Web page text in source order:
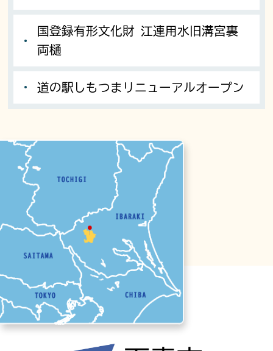
国登録有形文化財 江連用水旧溝宮裏
両樋
道の駅しもつまリニューアルオープン